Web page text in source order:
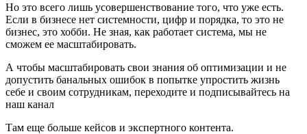
Но это всего лишь усовершенствование того, что уже есть.
Если в бизнесе нет системности, цифр и порядка, то это не
бизнес, это хобби. Не зная, как работает система, мы не
сможем ее масштабировать.
А чтобы масштабировать свои знания об оптимизации и не
допустить банальных ошибок в попытке упростить жизнь
себе и своим сотрудникам, переходите и подписывайтесь на
наш канал
Там еще больше кейсов и экспертного контента.